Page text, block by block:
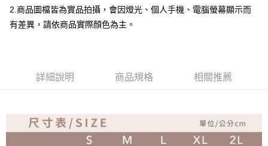
付款後全家取貨
免運費
2.商品圖檔皆為實品拍攝，會因燈光、個人手機、電腦螢幕顯示而
有差異，請依商品實際顏色為主。
詳細說明 商品規格 相關推薦